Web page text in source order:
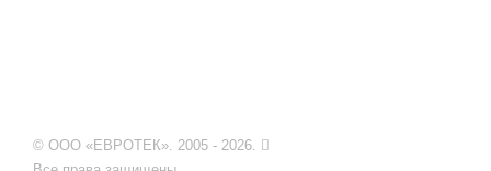
© ООО «ЕВРОТЕК». 2005 - 2026.